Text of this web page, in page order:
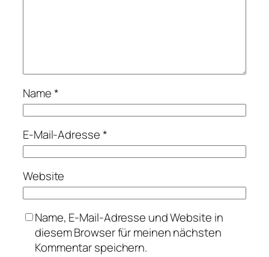
Name*
E-Mail-Adresse*
Website
Name, E-Mail-Adresse und Website in
diesem Browser für meinen nächsten
Kommentar speichern.